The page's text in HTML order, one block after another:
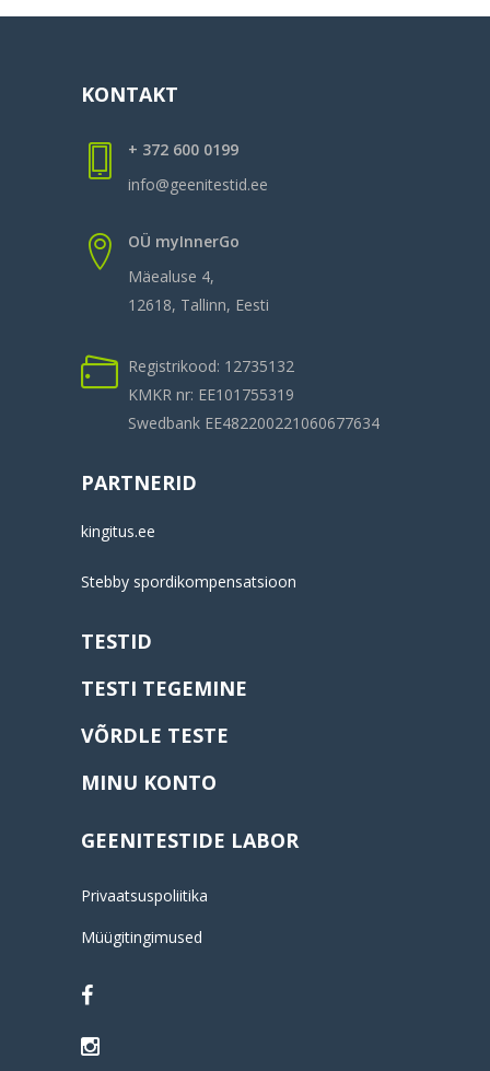
KONTAKT
+ 372 600 0199
info@geenitestid.ee
OÜ myInnerGo
Mäealuse 4,
12618, Tallinn, Eesti
Registrikood: 12735132
KMKR nr: EE101755319
Swedbank EE482200221060677634
PARTNERID
kingitus.ee
Stebby spordikompensatsioon
TESTID
TESTI TEGEMINE
VÕRDLE TESTE
MINU KONTO
GEENITESTIDE LABOR
Privaatsuspoliitika
Müügitingimused